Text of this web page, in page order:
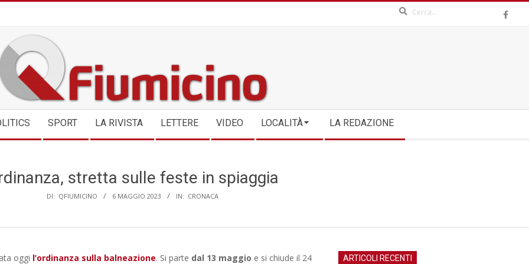
SPORT LA RIVISTA LETTERE VIDEO LOCALITÀ LA REDAZIONE
stretta sulle feste in spiaggia
DI: QFIUMICINO 6 MAGGIO 2023 IN: CRONACA
oggi l’ordinanza sulla balneazione. Si parte dal 13 maggio e si chiude il 24
ARTICOLI RECENTI